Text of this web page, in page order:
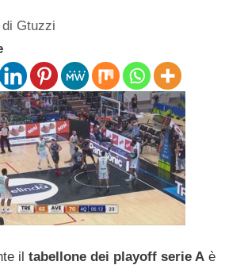
di Gtuzzi
il tabellone dei playoff serie A è